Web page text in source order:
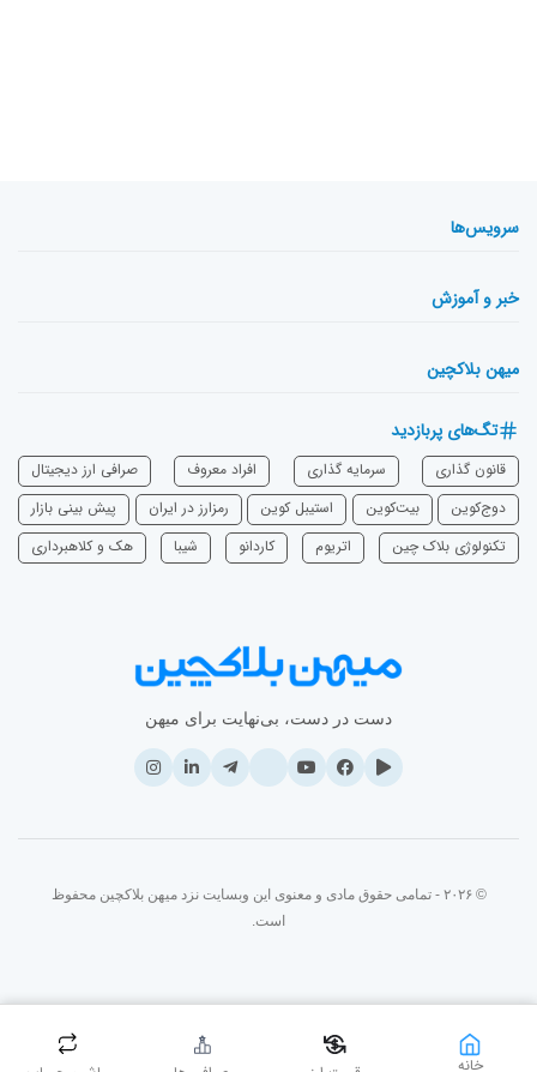
خانه
سرویس‌ها
خبر و آموزش
میهن بلاکچین
تگ‌های پربازدید
قانون گذاری سرمایه‌ گذاری افراد معروف
صرافی ارز دیجیتال
دوج‌کوین
بیت‌کوین استیبل کوین رمزارز در ایران
پیش بینی بازار
تکنولوژی بلاک چین
اتریوم ‌کاردانو شیبا هک و کلاهبرداری
دست در دست، بی‌نهایت برای میهن
© ۲۰۲۶ - تمامی حقوق مادی و معنوی این وبسایت نزد میهن بلاکچین محفوظ
است.